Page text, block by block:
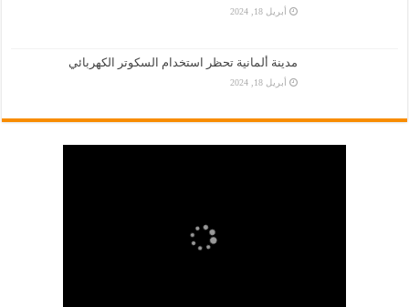
أبريل 18, 2024
مدينة ألمانية تحظر استخدام السكوتر الكهربائي
أبريل 18, 2024